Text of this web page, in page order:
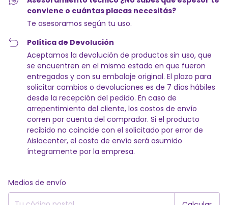
conviene o cuántas placas necesitás?
Te asesoramos según tu uso.
Política de Devolución
Aceptamos la devolución de productos sin uso, que
se encuentren en el mismo estado en que fueron
entregados y con su embalaje original. El plazo para
solicitar cambios o devoluciones es de 7 días hábiles
desde la recepción del pedido. En caso de
arrepentimiento del cliente, los costos de envío
corren por cuenta del comprador. Si el producto
recibido no coincide con el solicitado por error de
Aislacenter, el costo de envío será asumido
íntegramente por la empresa.
Entregas para el CP:
Medios de envío